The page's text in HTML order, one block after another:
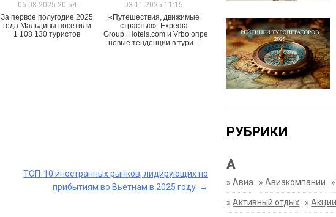
06.08.2025 20:54
За первое полугодие 2025
года Мальдивы посетили
1 108 130 туристов
03.11.2025 11:15
«Путешествия, движимые
страстью»: Expedia
Group, Hotels.com и Vrbo определили
новые тенденции в тури...
ТОП-10 иностранных рынков, лидирующих по
прибытиям во Вьетнам в 2025 году →
РУБРИКИ
А
»Авиа »Авиакомпании
»Активный отдых »Акции